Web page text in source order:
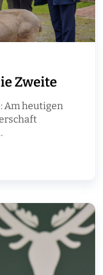
Zweite
Am heutigen
nach